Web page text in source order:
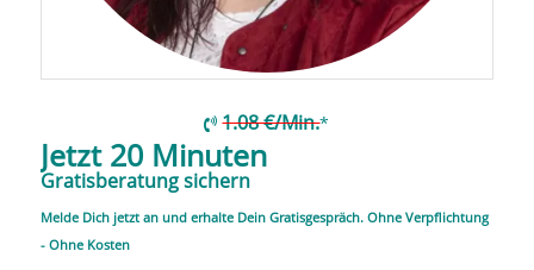
1.08 €/Min.*
Jetzt 20 Minuten
Gratisberatung sichern
Melde Dich jetzt an und erhalte Dein Gratisgespräch. Ohne Verpflichtung
- Ohne Kosten